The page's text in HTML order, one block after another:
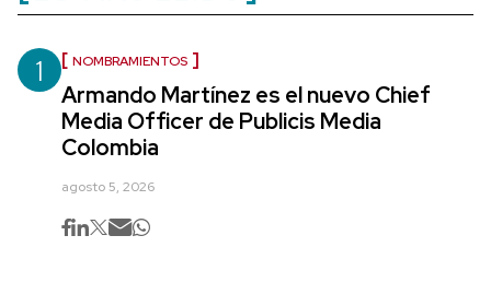
1 NOMBRAMIENTOS
Armando Martínez es el nuevo Chief
Media Officer de Publicis Media
Colombia
agosto 5, 2026